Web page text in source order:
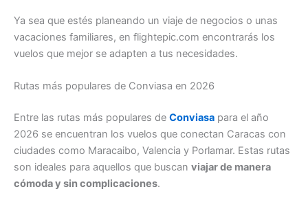
Ya sea que estés planeando un viaje de negocios o unas
vacaciones familiares, en flightepic.com encontrarás los
vuelos que mejor se adapten a tus necesidades.
Rutas más populares de Conviasa en 2026
Entre las rutas más populares de Conviasa para el año
2026 se encuentran los vuelos que conectan Caracas con
ciudades como Maracaibo, Valencia y Porlamar. Estas rutas
son ideales para aquellos que buscan viajar de manera
cómoda y sin complicaciones.